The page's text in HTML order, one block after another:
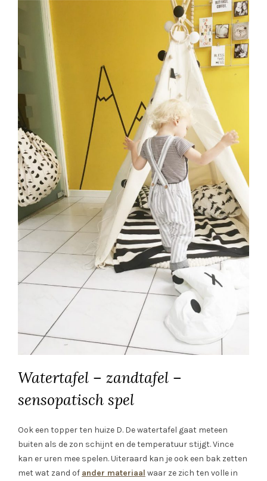
Watertafel – zandtafel –
sensopatisch spel
Ook een topper ten huize D. De watertafel gaat meteen
buiten als de zon schijnt en de temperatuur stijgt. Vince
kan er uren mee spelen. Uiteraard kan je ook een bak zetten
met wat zand of ander materiaal waar ze zich ten volle in